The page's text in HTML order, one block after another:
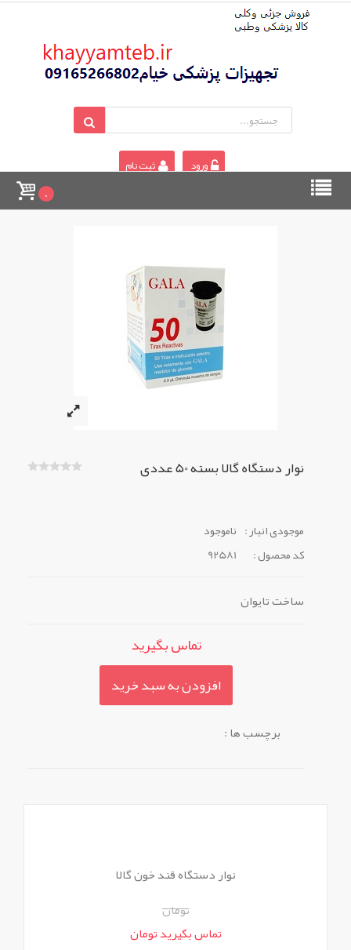
ورود ثبت نام
0
نوار دستگاه گالا بسته 50 عددی
موجودی انبار : ناموجود
کد محصول :
92581
ساخت تایوان
تماس بگیرید
افزودن به سبد خرید
برچسب ها :
نوار دستگاه قند خون گالا
تومان
تماس بگیرید تومان